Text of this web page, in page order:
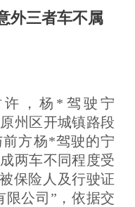
外三者车不属
许，杨*驾驶宁
州区开城镇路段
方杨*驾驶的宁
两车不同程度受
保险人及行驶证
限公司”，依据交